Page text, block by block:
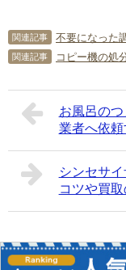
1．化粧品を
ましょう。
化粧品の
化粧品といっても
寿命があることを
することをおすす
のとおりです。
3．化粧品の
3-1． 液体・ク
化粧水・クレンジ
のものは、新聞紙
などに中身を吸収
ビニール袋を
5．化粧品の
問
た。
Q．業者に引き取
A．不用品回収業
取ってもらうこと
ビスを行っている
すれば、すべてを
関連記事
関連記事
お風呂の
業者へ依
シンセサ
コツや買